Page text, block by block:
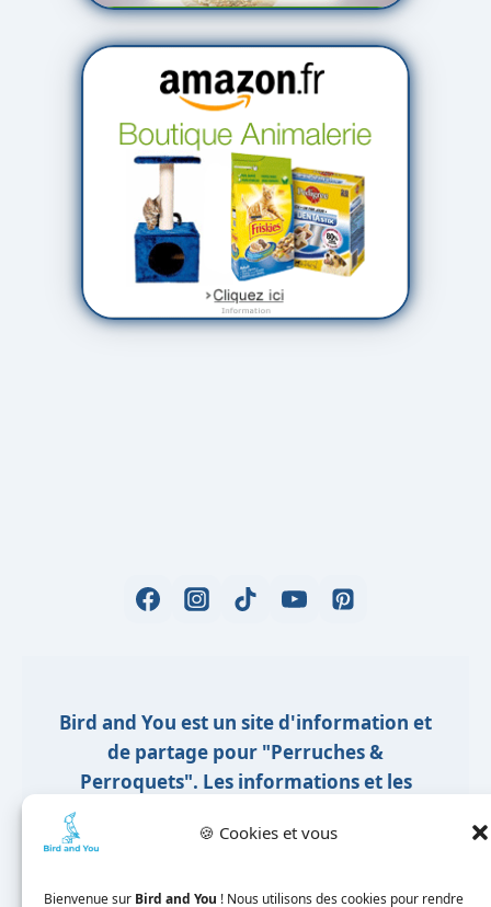
🍪 Cookies et vous
Bienvenue sur Bird and You ! Nous utilisons des cookies pour rendre
Bird and You est un site d'information et
de partage pour "Perruches &
Perroquets". Les informations et les
conseils sont rédigés sous forme d’articles
suivant mes expériences et mes analyses
pouvons être tenus responsable de la